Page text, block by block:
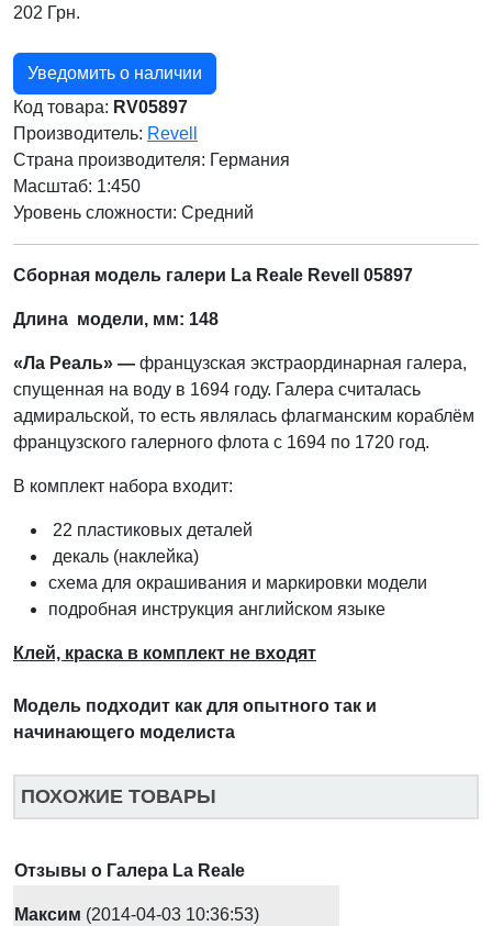
202 Грн.
Уведомить о наличии
Код товара: RV05897
Производитель: Revell
Страна производителя: Германия
Масштаб: 1:450
Уровень сложности: Cредний
Сборная модель галери La Reale Revell 05897
Длина модели, мм: 148
«Ла Реаль» — французская экстраординарная галера,
спущенная на воду в 1694 году. Галера считалась
адмиральской, то есть являлась флагманским кораблём
французского галерного флота с 1694 по 1720 год.
В комплект набора входит:
22 пластиковых деталей
декаль (наклейка)
схема для окрашивания и маркировки модели
подробная инструкция английском языке
Клей, краска в комплект не входят
Модель подходит как для опытного так и
начинающего моделиста
ПОХОЖИЕ ТОВАРЫ
Отзывы о Галера La Reale
Максим (2014-04-03 10:36:53)